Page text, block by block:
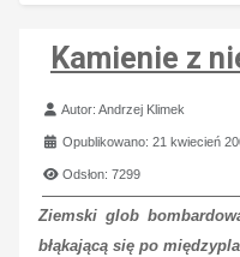
Kamienie z
Szczegóły
Autor:Andrzej Klimek
Opublikowano: 21 kwiecień
Odsłon: 7299
Ziemski glob
błąkającą się po